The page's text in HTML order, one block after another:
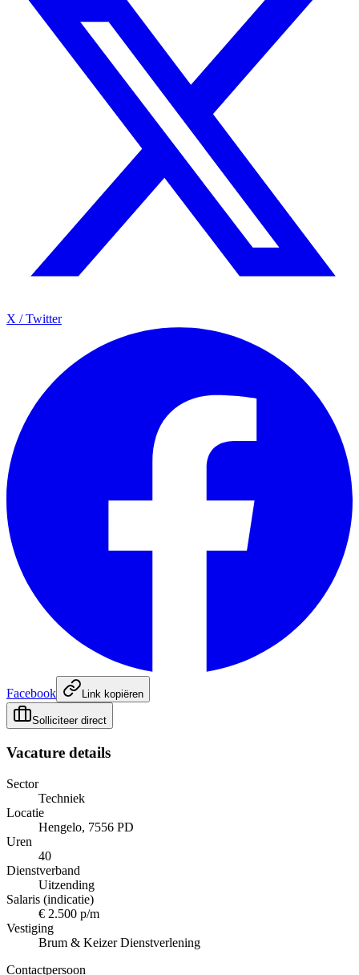
X / Twitter
Facebook Link kopiëren
Solliciteer direct
Vacature details
Sector
Techniek
Locatie
Hengelo, 7556 PD
Uren
40
Dienstverband
Uitzending
Salaris (indicatie)
€ 2.500 p/m
Vestiging
Brum & Keizer Dienstverlening
Contactpersoon